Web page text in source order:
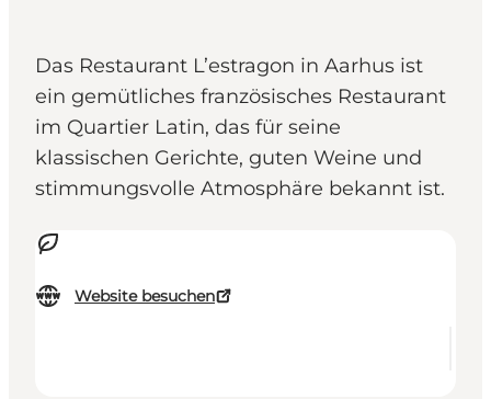
Transport
Das Restaurant L’estragon in Aarhus ist
ein gemütliches französisches Restaurant
im Quartier Latin, das für seine
klassischen Gerichte, guten Weine und
stimmungsvolle Atmosphäre bekannt ist.
Website besuchen